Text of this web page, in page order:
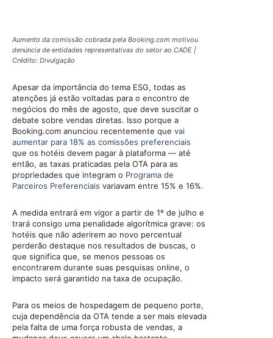
Aumento da comissão cobrada pela Booking.com motivou
denúncia de entidades representativas do setor ao CADE |
Crédito: Divulgação
Apesar da importância do tema ESG, todas as
atenções já estão voltadas para o encontro de
negócios do mês de agosto, que deve suscitar o
debate sobre vendas diretas. Isso porque a
Booking.com anunciou recentemente que vai
aumentar para 18% as comissões preferenciais
que os hotéis devem pagar à plataforma — até
então, as taxas praticadas pela OTA para as
propriedades que integram o Programa de
Parceiros Preferenciais variavam entre 15% e 16%.
A medida entrará em vigor a partir de 1º de julho e
trará consigo uma penalidade algorítmica grave: os
hotéis que não aderirem ao novo percentual
perderão destaque nos resultados de buscas, o
que significa que, se menos pessoas os
encontrarem durante suas pesquisas online, o
impacto será garantido na taxa de ocupação.
Para os meios de hospedagem de pequeno porte,
cuja dependência da OTA tende a ser mais elevada
pela falta de uma força robusta de vendas, a